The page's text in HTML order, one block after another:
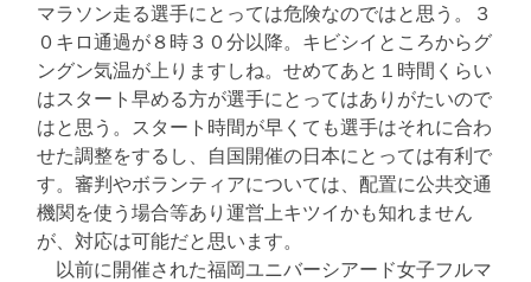
マラソン走る選手にとっては危険なのではと思う。３
０キロ通過が８時３０分以降。キビシイところからグ
ングン気温が上りますしね。せめてあと１時間くらい
はスタート早める方が選手にとってはありがたいので
はと思う。スタート時間が早くても選手はそれに合わ
せた調整をするし、自国開催の日本にとっては有利で
す。審判やボランティアについては、配置に公共交通
機関を使う場合等あり運営上キツイかも知れません
が、対応は可能だと思います。
以前に開催された福岡ユニバーシアード女子フルマ